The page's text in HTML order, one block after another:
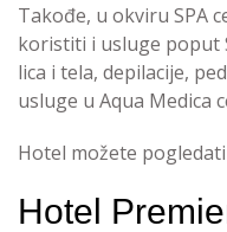
Takođe, u okviru SPA
koristiti i usluge poput
lica i tela, depilacije,
usluge u Aqua Medica
Hotel možete
Hotel